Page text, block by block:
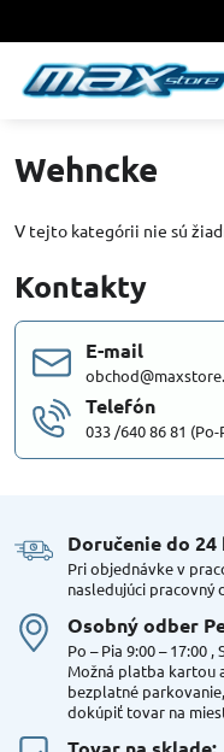
Wehncke
V tejto kategórii nie sú
Kontakty
E-mail
Telefón
033 /640 86 81 (Po-
Doručenie do 24
Pri objednávke v
nasledujúci pracovný
Osobný odber
Po – Pia 9:00 – 17:00
Možná platba kartou
bezplatné
dokúpiť tovar na